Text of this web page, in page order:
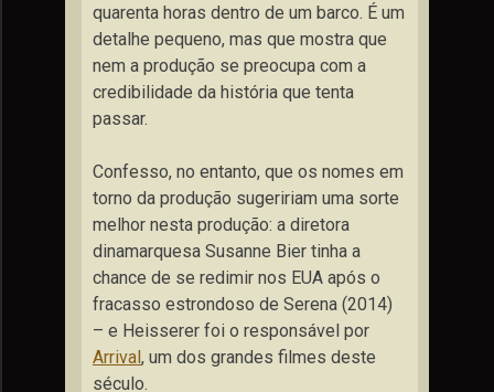
quarenta horas dentro de um barco. É um
detalhe pequeno, mas que mostra que
nem a produção se preocupa com a
credibilidade da história que tenta
passar.
Confesso, no entanto, que os nomes em
torno da produção sugeririam uma sorte
melhor nesta produção: a diretora
dinamarquesa Susanne Bier tinha a
chance de se redimir nos EUA após o
fracasso estrondoso de Serena (2014)
– e Heisserer foi o responsável por
Arrival , um dos grandes filmes deste
século.